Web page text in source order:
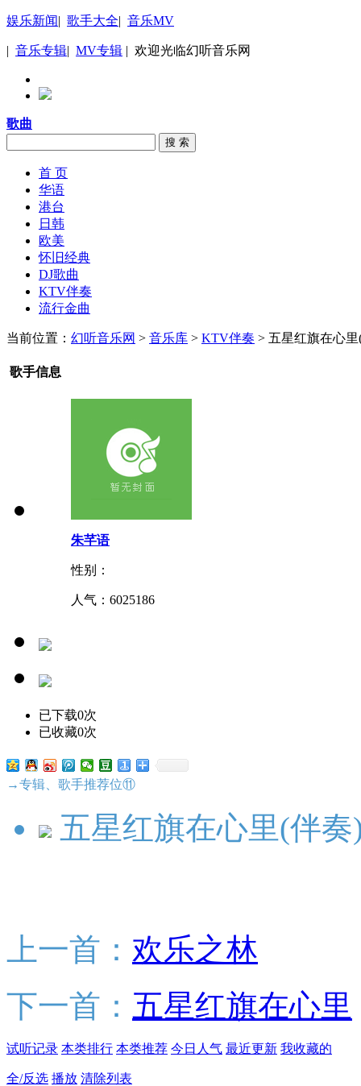
娱乐新闻| 歌手大全| 音乐MV
| 音乐专辑| MV专辑 | 欢迎光临幻听音乐网
歌曲
搜 索
首 页
华语
港台
日韩
欧美
怀旧经典
DJ歌曲
KTV伴奏
流行金曲
当前位置： 幻听音乐网 > 音乐库 > KTV伴奏 > 五星红旗在心
歌手信息
朱芊语
性别：
人气： 6025186
已下载0次
已收藏0次
→专辑、歌手推荐位⑪
五星红旗在心里(伴奏
上一首： 欢乐之林
下一首： 五星红旗在心里
试听记录 本类排行 本类推荐 今日人气 最近更新 我收藏的
全/反选 播放 清除列表